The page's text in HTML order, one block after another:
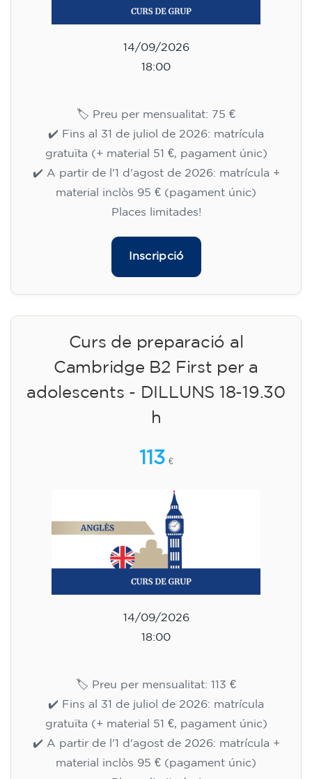
14/09/2026
18:00
🏷️ Preu per mensualitat: 75 €
✔️ Fins al 31 de juliol de 2026: matrícula
✔️ A partir de l'1 d'agost de 2026: matrícula +
material inclòs 95 € (pagament únic)
Places limitades!
Curs de preparació al
adolescents - DILLUNS 18-19.30
113 €
14/09/2026
18:00
🏷️ Preu per mensualitat: 113 €
✔️ Fins al 31 de juliol de 2026: matrícula